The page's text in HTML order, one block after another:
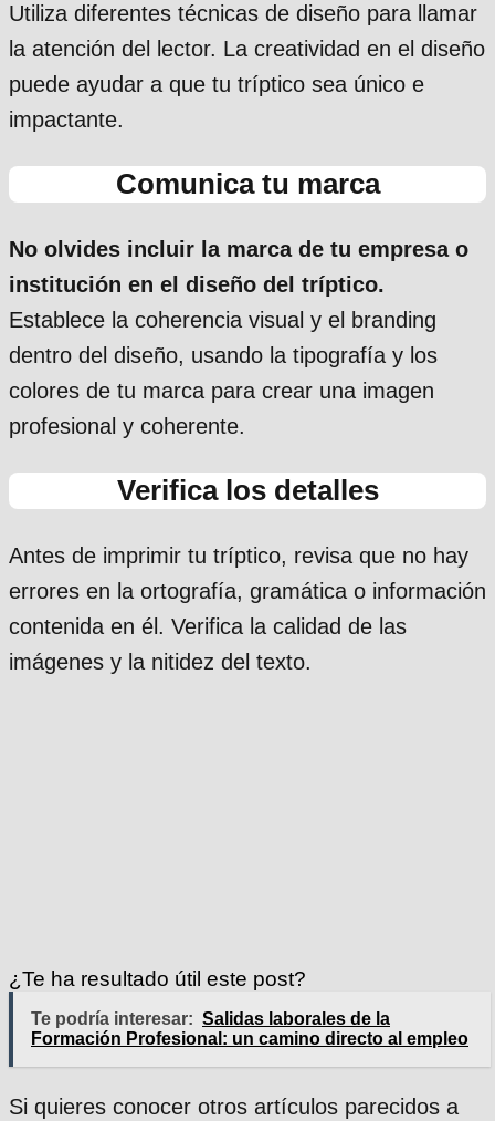
Utiliza diferentes técnicas de diseño para llamar
la atención del lector. La creatividad en el diseño
puede ayudar a que tu tríptico sea único e
impactante.
Comunica tu marca
No olvides incluir la marca de tu empresa o
institución en el diseño del tríptico.
Establece la coherencia visual y el branding
dentro del diseño, usando la tipografía y los
colores de tu marca para crear una imagen
profesional y coherente.
Verifica los detalles
Antes de imprimir tu tríptico, revisa que no hay
errores en la ortografía, gramática o información
contenida en él. Verifica la calidad de las
imágenes y la nitidez del texto.
¿Te ha resultado útil este post?
Te podría interesar: Salidas laborales de la
Formación Profesional: un camino directo al empleo
Si quieres conocer otros artículos parecidos a